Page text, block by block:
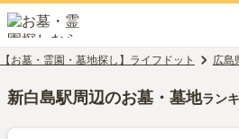
【お墓・霊園・墓地探し】ライフドット 広島
新白島駅周辺のお墓・墓地ラン